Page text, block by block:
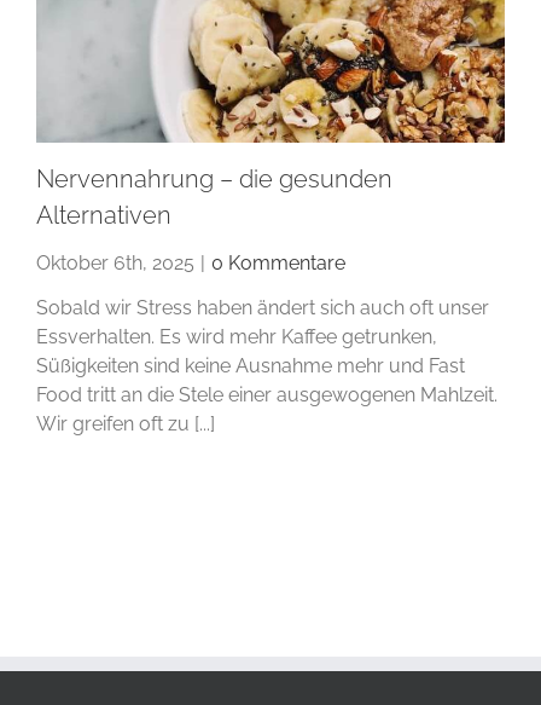
Nervennahrung – die gesunden
Alternativen
Oktober 6th, 2025 | 0 Kommentare
Sobald wir Stress haben ändert sich auch oft unser
Essverhalten. Es wird mehr Kaffee getrunken,
Süßigkeiten sind keine Ausnahme mehr und Fast
Food tritt an die Stele einer ausgewogenen Mahlzeit.
Wir greifen oft zu [...]